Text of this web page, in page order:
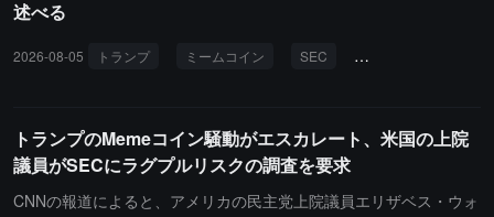
述べる
2026-08-05 トランプ ミームコイン SEC ラグプル
トランプのMemeコイン騒動がエスカレート、米国の上院
議員がSECにラグプルリスクの調査を要求
CNNの報道によると、アメリカの民主党上院議員エリザベス・ウォ